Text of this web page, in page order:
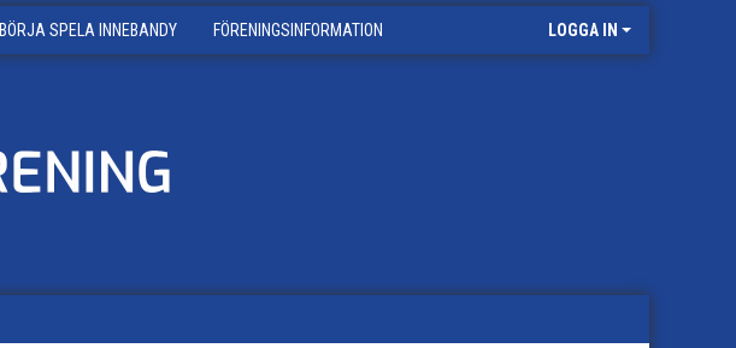
BÖRJA SPELA INNEBANDY FÖRENINGSINFORMATION LOGGA IN